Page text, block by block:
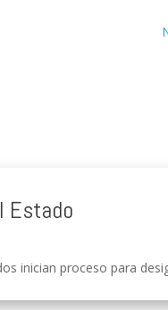
Estado
inician proceso para